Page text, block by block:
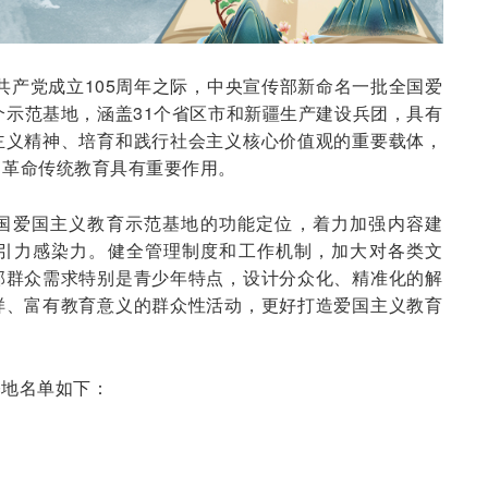
产党成立105周年之际，中央宣传部新命名一批全国爱
范基地，涵盖31个省区市和新疆生产建设兵团，具有
精神、培育和践行社会主义核心价值观的重要载体，
命传统教育具有重要作用。
爱国主义教育示范基地的功能定位，着力加强内容建
力感染力。健全管理制度和工作机制，加大对各类文
众需求特别是青少年特点，设计分众化、精准化的解
富有教育意义的群众性活动，更好打造爱国主义教育
名单如下：